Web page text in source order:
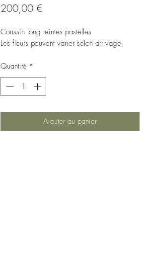
200,00 €Prix
Coussin long teintes pastelles
Les fleurs peuvent varier selon arrivage
Quantité *
Ajouter au panier